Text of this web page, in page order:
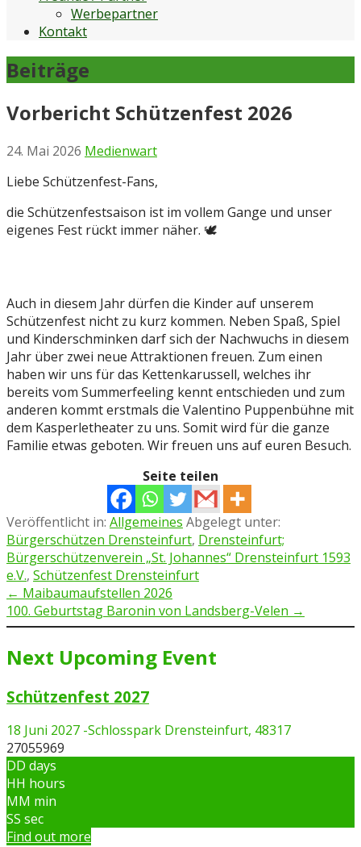
Werbepartner
Kontakt
Beiträge
Vorbericht Schützenfest 2026
24. Mai 2026 Medienwart
Liebe Schützenfest-Fans,
die Schützenfestsaison ist im vollem Gange und unser
eigenes Fest rückt immer näher. 🕊️
Auch in diesem Jahr dürfen die Kinder auf unserem
Schützenfest nicht zu kurz kommen. Neben Spaß, Spiel
und Kinderschminken darf sich der Nachwuchs in diesem
Jahr über zwei neue Attraktionen freuen. Zum einen
haben wir uns für das Kettenkarussell, welches ihr
bereits vom Summerfeeling kennt entschieden und zum
anderen kommt erstmals die Valentino Puppenbühne mit
dem Kasperletheater zu uns. Somit wird für die ganze
Familie etwas geboten. Wir freuen uns auf euren Besuch.
Seite teilen
Veröffentlicht in: Allgemeines Abgelegt unter:
Bürgerschützen Drensteinfurt, Drensteinfurt;
Bürgerschützenverein „St. Johannes“ Drensteinfurt 1593
e.V., Schützenfest Drensteinfurt
Beitragsnavigation
← Maibaumaufstellen 2026
100. Geburtstag Baronin von Landsberg-Velen →
Next Upcoming Event
Schützenfest 2027
18 Juni 2027 -Schlosspark Drensteinfurt, 48317
27055969
DD days
HH hours
MM min
SS sec
Find out more